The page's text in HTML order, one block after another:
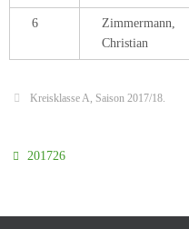
6
Zimmermann,
Christian
Kreisklasse A, Saison 2017/18.
201726